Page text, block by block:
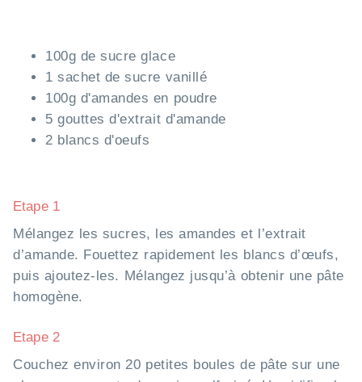
100g de sucre glace
1 sachet de sucre vanillé
100g d'amandes en poudre
5 gouttes d'extrait d'amande
2 blancs d'oeufs
Etape 1
Mélangez les sucres, les amandes et l’extrait
d’amande. Fouettez rapidement les blancs d’œufs,
puis ajoutez-les. Mélangez jusqu’à obtenir une pâte
homogène.
Etape 2
Couchez environ 20 petites boules de pâte sur une